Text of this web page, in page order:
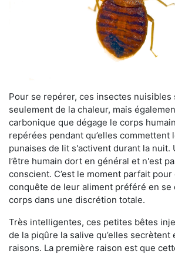
Pour se repérer, ces insectes nuisibles
seulement de la chaleur, mais
carbonique que dégage le corps
repérées pendant qu’elles commettent
punaises de lit s'activent durant la nuit.
l’être humain dort en général et n'est
conscient. C’est le moment parfait
conquête de leur aliment préféré en se
corps dans une discrétion totale.
Très intelligentes, ces petites bêtes
de la piqûre la salive qu’elles secrètent
raisons. La première raison est que